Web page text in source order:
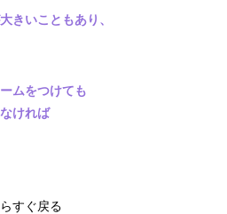
きいこともあり、
ムをつけても
ければ
すぐ戻る